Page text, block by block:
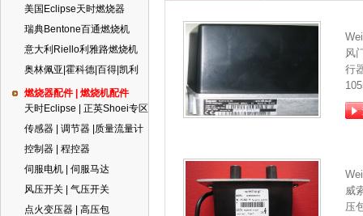
美国Eclipse天时燃烧器
瑞典Bentone百通燃烧机
意大利Riello利雅路燃烧机
奥林佩亚|霍科德|百得|凯利
燃烧器配件 | 燃烧机配件
天时Eclipse | 正英Shoei专区
传感器 | 调节器 |质量流量计
控制器 | 程控器
伺服电机 | 伺服马达
风压开关 | 气压开关
点火变压器 | 高压包
风
行
威
压